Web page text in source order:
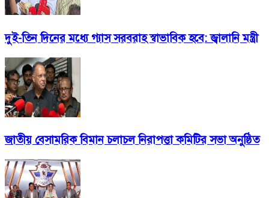
দুই-তিন দিনের মধ্যে গ্যাস সরবরাহ স্বাভাবিক হবে: জ্বালানি মন্ত্রী
জাতীয় বেসামরিক বিমান চলাচল নিরাপত্তা কমিটির সভা অনুষ্ঠিত